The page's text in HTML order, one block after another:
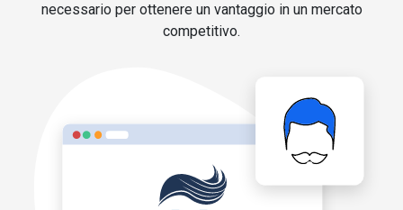
necessario per ottenere un vantaggio in un mercato
competitivo.